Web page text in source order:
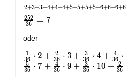
\frac{
2+3+3+4+4+4+5+5+5+5+6+6+6+6
36
252 = 7
oder
\frac{1}
{36} \cdot
36
1 ⋅ 2 + 36
2 ⋅ 3 + 36
3 ⋅ 4 + 36
4 ⋅
36
5 ⋅ 7 + 36
4 ⋅ 9 + 36
3 ⋅ 10 + 36
2